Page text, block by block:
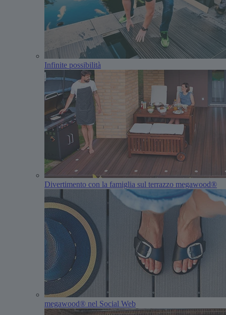
Infinite possibilità
Divertimento con la famiglia sul terrazzo megawood®
megawood® nel Social Web